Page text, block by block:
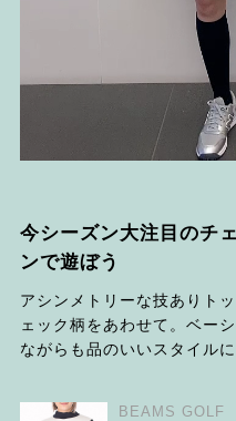
今シーズン大注目のチ
ンで遊ぼう
アシンメトリーな技ありト
ェック柄をあわせて。ベー
ながらも品のいいスタイルに
BEAMS GOLF